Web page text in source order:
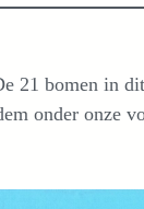
21 bomen in
onder onze